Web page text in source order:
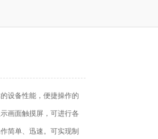
设备性能，便捷操作的
画面触摸屏，可进行各
简单、迅速。可实现制